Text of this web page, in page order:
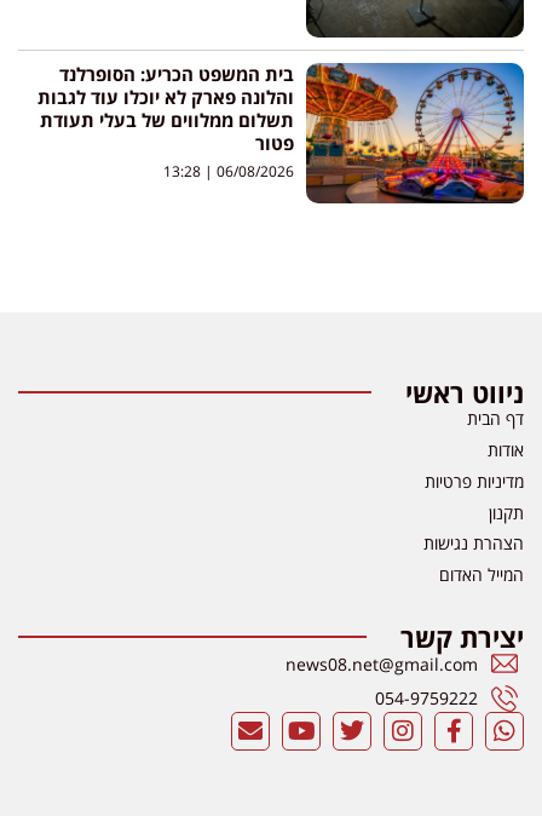
בית המשפט הכריע: הסופרלנד
והלונה פארק לא יוכלו עוד לגבות
תשלום ממלווים של בעלי תעודת
פטור
06/08/2026
ניווט ראשי
דף הבית
אודות
מדיניות פרטיות
תקנון
הצהרת נגישות
המייל האדום
יצירת קשר
news08.net@gmail.com
054-9759222